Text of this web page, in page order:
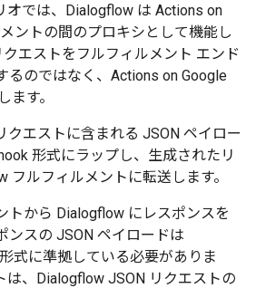
オでは、Dialogflow は Actions on
ントの間のプロキシとして機能し
クエストをフルフィルメント エンド
るのではなく、Actions on Google
ます。
クエストに含まれる JSON ペイロー
形式にラップし、生成されたリ
フルフィルメントに転送します。
トから Dialogflow にレスポンスを
ンスの JSON ペイロードは
式に準拠している必要がありま
は、Dialogflow JSON リクエストの